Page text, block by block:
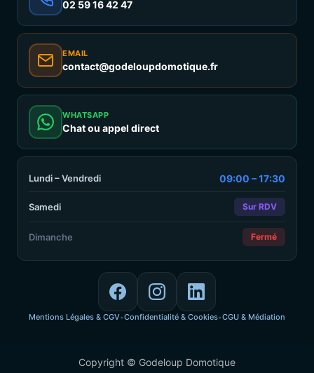
02 59 16 42 47
EMAIL
contact@godeloupdomotique.fr
WHATSAPP
Chat ou appel direct
Lundi – Vendredi 09:00 – 17:30
Samedi Sur RDV
Dimanche Fermé
Mentions Légales & CGV•Confidentialité & Cookies•CGU & Médiation
Copyright © Godeloup Domotique